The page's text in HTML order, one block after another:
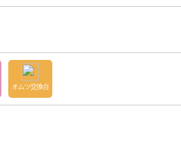
オムツ交換台